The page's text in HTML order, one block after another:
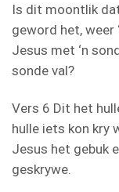
Is dit moontlik
geword het, weer
Jesus met ‘n
sonde val?
Vers 6 Dit het
hulle iets kon kry
Jesus het gebuk
geskrywe.